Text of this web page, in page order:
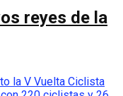
reyes de la